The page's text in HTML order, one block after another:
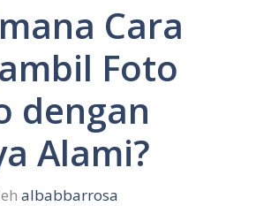
Cara
Foto
dengan
Alami?
albabbarrosa